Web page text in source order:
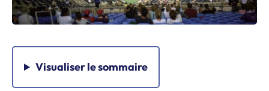
Visualiserle sommaire